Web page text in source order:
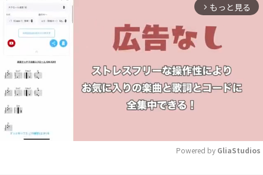
arrow_forward_ios もっと見る
Powered by GliaStudios